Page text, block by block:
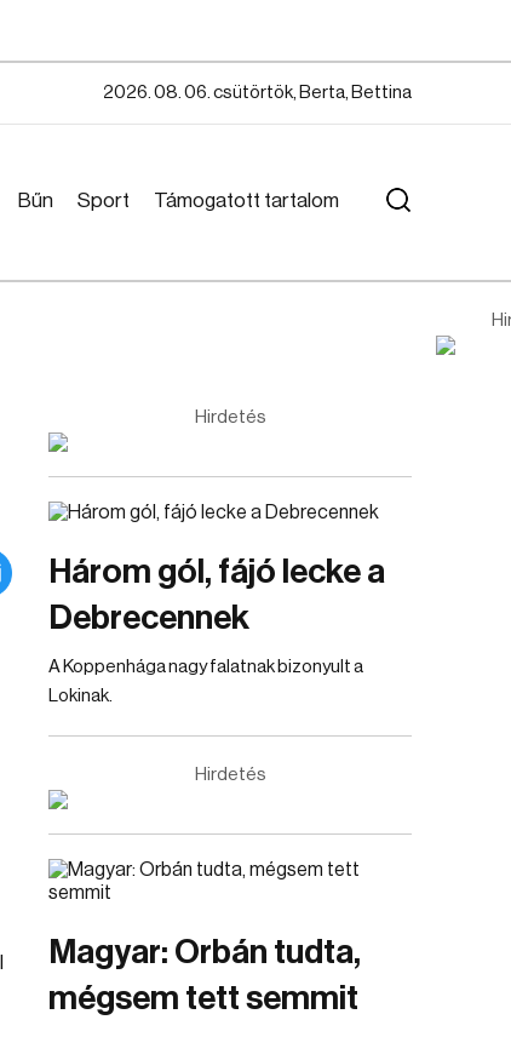
2026. 08. 06. csütörtök, Berta, Bettina
Bűn Sport Támogatott tartalom
Hirdetés
Három gól, fájó lecke a
Debrecennek
A Koppenhága nagy falatnak bizonyult a
Lokinak.
Hirdetés
Magyar: Orbán tudta,
mégsem tett semmit